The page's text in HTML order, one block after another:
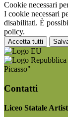
Cookie necessari
I cookie necessari
disabilitati. È
policy.
Accetta tutti
Picasso"
Contatti
Liceo Statale